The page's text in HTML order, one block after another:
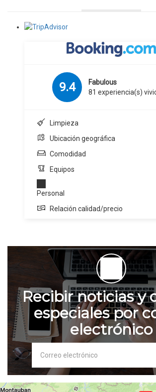
9.4
Fabulous
81 experiencia(s)
Limpieza
Ubicación geográfica
Comodidad
Equipos
Personal
Relación calidad/precio
Recibir noticias y
especiales por
electrónico